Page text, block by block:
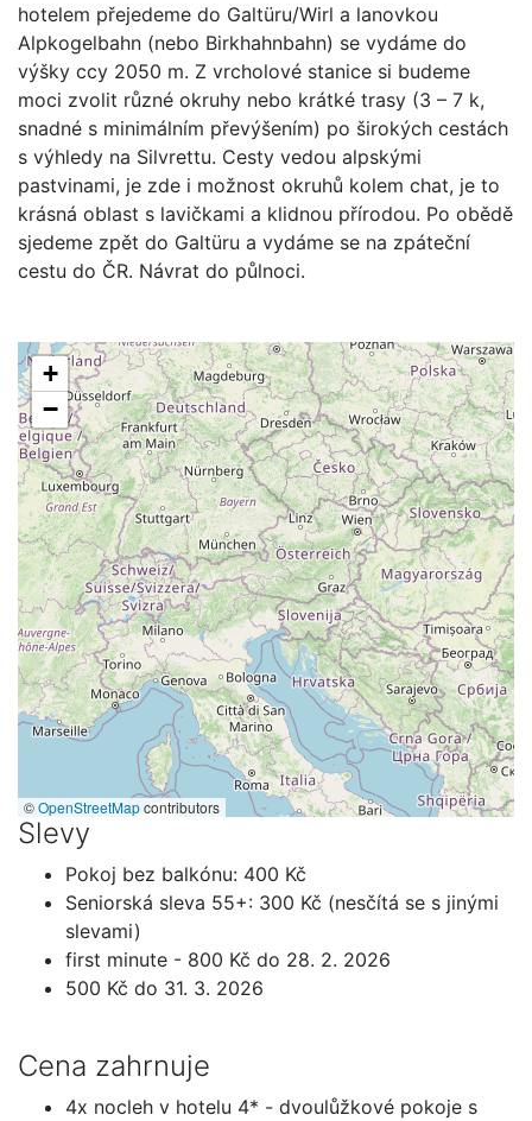
hotelem přejedeme do Galtüru/Wirl a lanovkou
Alpkogelbahn (nebo Birkhahnbahn) se vydáme do
výšky ccy 2050 m. Z vrcholové stanice si budeme
moci zvolit různé okruhy nebo krátké trasy (3 – 7 k,
snadné s minimálním převýšením) po širokých cestách
s výhledy na Silvrettu. Cesty vedou alpskými
pastvinami, je zde i možnost okruhů kolem chat, je to
krásná oblast s lavičkami a klidnou přírodou. Po obědě
sjedeme zpět do Galtüru a vydáme se na zpáteční
cestu do ČR. Návrat do půlnoci.
+
−
©OpenStreetMapcontributors
Slevy
Pokoj bez balkónu: 400 Kč
Seniorská sleva 55+: 300 Kč (nesčítá se s jinými
slevami)
first minute - 800 Kč do 28. 2. 2026
500 Kč do 31. 3. 2026
Cena zahrnuje
4x nocleh v hotelu 4* - dvoulůžkové pokoje s